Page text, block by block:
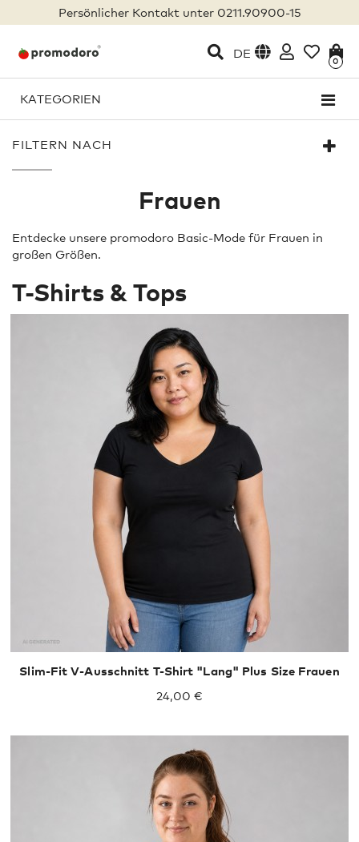
Persönlicher Kontakt unter 0211.90900-15
DE
0
KATEGORIEN
FILTERN NACH
Frauen
Entdecke unsere promodoro Basic-Mode für Frauen in
großen Größen.
T-Shirts & Tops
Slim-Fit V-Ausschnitt T-Shirt "Lang" Plus Size Frauen
24,00 €